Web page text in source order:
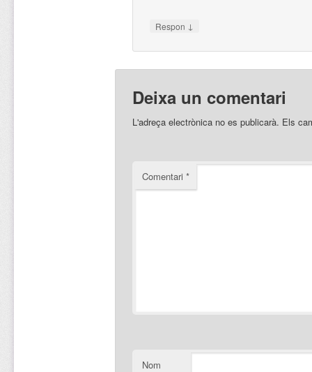
Respon ↓
Deixa un comentari
L'adreça electrònica no es publicarà. Els
Comentari *
Nom